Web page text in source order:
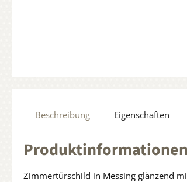
Beschreibung Eigenschaften
Zimmertürschild in Messing glänzend